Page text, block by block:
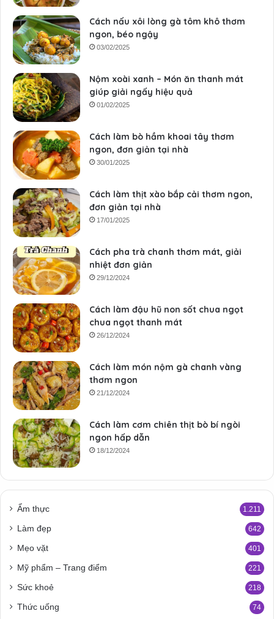
Cách nấu xôi lòng gà tôm khô thơm
ngon, béo ngậy
03/02/2025
Nộm xoài xanh – Món ăn thanh mát
giúp giải ngấy hiệu quả
01/02/2025
Cách làm bò hầm khoai tây thơm
ngon, đơn giản tại nhà
30/01/2025
Cách làm thịt xào bắp cải thơm ngon,
đơn giản tại nhà
17/01/2025
Cách pha trà chanh thơm mát, giải
nhiệt đơn giản
29/12/2024
Cách làm đậu hũ non sốt chua ngọt
chua ngọt thanh mát
26/12/2024
Cách làm món nộm gà chanh vàng
thơm ngon
21/12/2024
Cách làm cơm chiên thịt bò bí ngòi
ngon hấp dẫn
18/12/2024
Ẩm thực 1.211
Làm đẹp 642
Mẹo vặt 401
Mỹ phẩm – Trang điểm 221
Sức khoẻ 218
Thức uống 74